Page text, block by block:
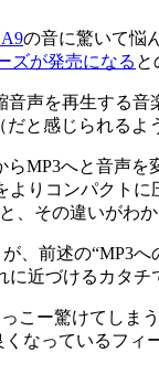
の音に驚いて悩
ズが発売になる と
声を再生する
と感じられるよ
MP3へと音声
りコンパク
、その違いがわか
、前述の“MP3
近づけるカタチ
ー驚けてしま
っているフィ